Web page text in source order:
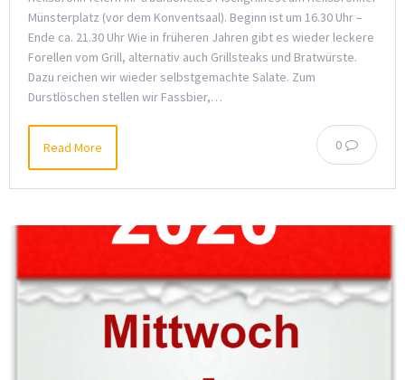
Münsterplatz (vor dem Konventsaal). Beginn ist um 16.30 Uhr –
Ende ca. 21.30 Uhr Wie in früheren Jahren gibt es wieder leckere
Forellen vom Grill, alternativ auch Grillsteaks und Bratwürste.
Dazu reichen wir wieder selbstgemachte Salate. Zum
Durstlöschen stellen wir Fassbier,…
0
Read More